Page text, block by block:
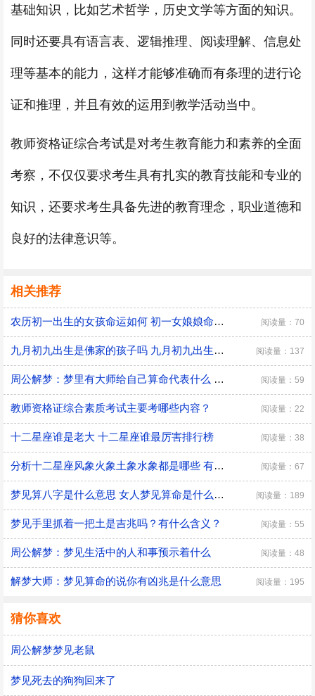
基础知识，比如艺术哲学，历史文学等方面的知识。
同时还要具有语言表、逻辑推理、阅读理解、信息处
理等基本的能力，这样才能够准确而有条理的进行论
证和推理，并且有效的运用到教学活动当中。
教师资格证综合考试是对考生教育能力和素养的全面
考察，不仅仅要求考生具有扎实的教育技能和专业的
知识，还要求考生具备先进的教育理念，职业道德和
良好的法律意识等。
相关推荐
农历初一出生的女孩命运如何 初一女娘娘命什么意思 阅读量：70
九月初九出生是佛家的孩子吗 九月初九出生有什么说法 阅读量：137
周公解梦：梦里有大师给自己算命代表什么 是好兆头吗？ 阅读量：59
教师资格证综合素质考试主要考哪些内容？ 阅读量：22
十二星座谁是老大 十二星座谁最厉害排行榜 阅读量：38
分析十二星座风象火象土象水象都是哪些 有什么优缺点 阅读量：67
梦见算八字是什么意思 女人梦见算命是什么预兆 阅读量：189
梦见手里抓着一把土是吉兆吗？有什么含义？ 阅读量：55
周公解梦：梦见生活中的人和事预示着什么 阅读量：48
解梦大师：梦见算命的说你有凶兆是什么意思 阅读量：195
猜你喜欢
周公解梦梦见老鼠
梦见死去的狗狗回来了